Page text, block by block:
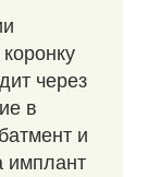
через
в
и
имплант